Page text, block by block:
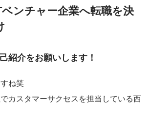
ンチャー企業へ転職を決
紹介をお願いします！
ね笑
カスタマーサクセスを担当している西